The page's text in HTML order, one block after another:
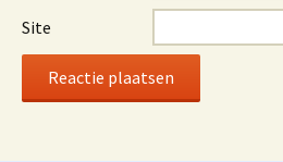
Site